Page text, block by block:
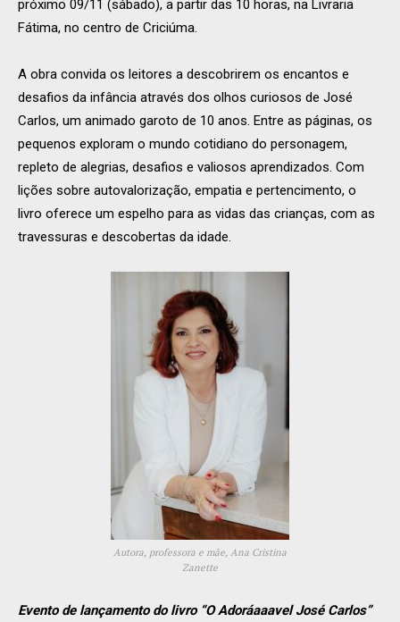
próximo 09/11 (sábado), a partir das 10 horas, na Livraria
Fátima, no centro de Criciúma.
A obra convida os leitores a descobrirem os encantos e
desafios da infância através dos olhos curiosos de José
Carlos, um animado garoto de 10 anos. Entre as páginas, os
pequenos exploram o mundo cotidiano do personagem,
repleto de alegrias, desafios e valiosos aprendizados. Com
lições sobre autovalorização, empatia e pertencimento, o
livro oferece um espelho para as vidas das crianças, com as
travessuras e descobertas da idade.
Autora, professora e mãe, Ana Cristina
Zanette
Evento de lançamento do livro “O Adoráaaavel José Carlos”